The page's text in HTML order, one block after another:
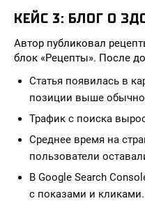
КЕЙС 3: БЛОГ О
Автор публиковал
блок «Рецепты». После
Статья появилась в
позиции выше
Трафик с поиска
Среднее время на
пользователи
В Google Search
с показами и кликами.